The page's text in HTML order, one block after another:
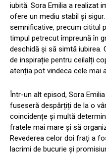
iubită. Sora Emilia a realizat
ofere un mediu stabil și
semnificative, precum cititul
timpul petrecut împreună în
deschidă și să simtă iubirea.
de inspirație pentru ceilalți
atenția pot vindeca cele mai
Într-un alt episod, Sora
fuseseră despărțiți de la o
coincidențe și multă
fratele mai mare și să
Revederea celor doi frați a
lacrimi de bucurie și